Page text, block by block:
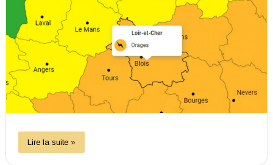
Lire la suite »